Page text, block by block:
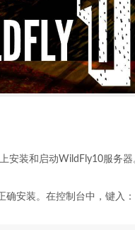
安装和启动WildFly10服务器
确安装。在控制台中，键入：